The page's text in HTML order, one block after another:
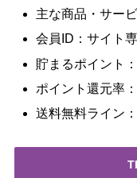
主な商品・サー
会員ID：サイト
貯まるポイント
ポイント還元率
送料無料ライン